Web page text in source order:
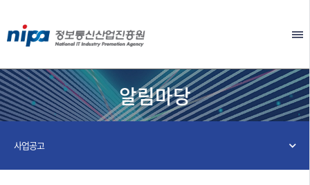
알림마당
사업공고